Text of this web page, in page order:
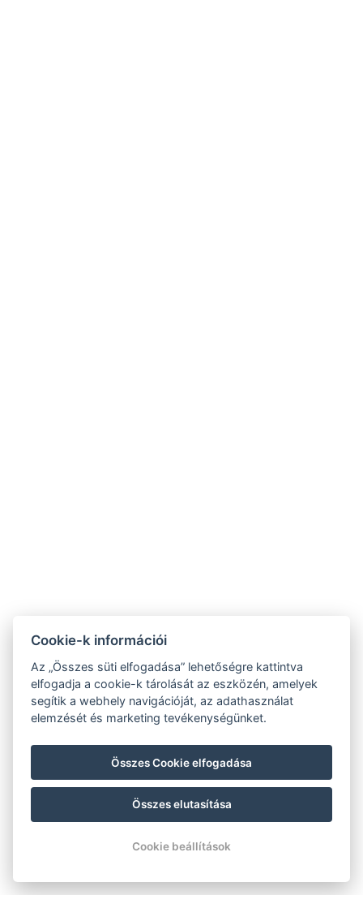
Cookie-k információi
Az „Összes süti elfogadása” lehetőségre kattintva
elfogadja a cookie-k tárolását az eszközén, amelyek
segítik a webhely navigációját, az adathasználat
elemzését és marketing tevékenységünket.
Összes Cookie elfogadása
Összes elutasítása
Cookie beállítások